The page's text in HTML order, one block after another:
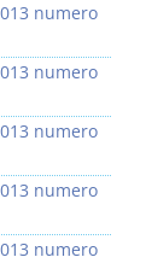
numero
numero
numero
numero
numero